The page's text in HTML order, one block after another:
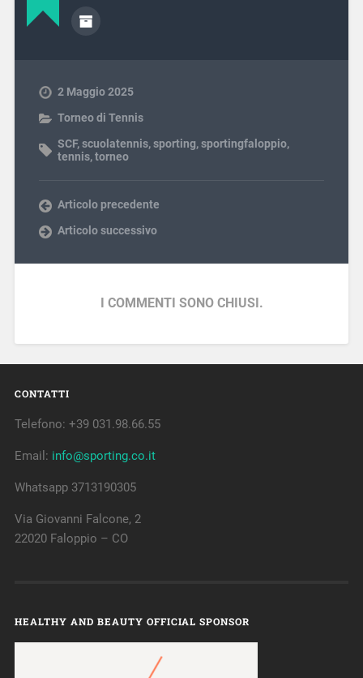
2 Maggio 2025
Torneo di Tennis
SCF,scuolatennis,sporting,sportingfaloppio,
tennis,torneo
Articolo precedente
Articolo successivo
I COMMENTI SONO CHIUSI.
CONTATTI
Telefono: +39 031.98.66.55
Email: info@sporting.co.it
Whatsapp 3713190305
Via Giovanni Falcone, 2
22020 Faloppio – CO
HEALTHY AND BEAUTY OFFICIAL SPONSOR